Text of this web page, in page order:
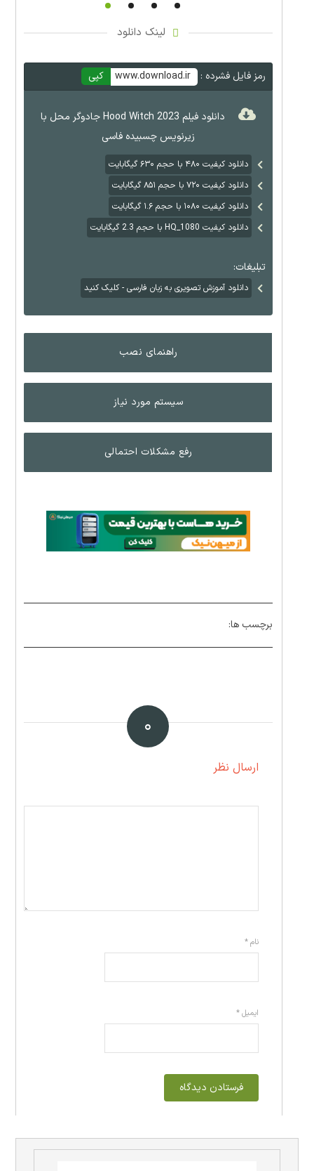
لینک دانلود
رمز فایل فشرده : www.download.ir کپی
دانلود فیلم Hood Witch 2023 جادوگر محل با
زیرنویس چسبیده فاسی
دانلود کیفیت ۴۸۰ با حجم ۶۳۰ گیگابایت
دانلود کیفیت ۷۲۰ با حجم ۸۵۱ گیگابایت
دانلود کیفیت ۱۰۸۰ با حجم ۱.۶ گیگابایت
دانلود کیفیت HQ_1080 با حجم 2.3 گیگابایت
تبلیغات:
دانلود آموزش تصویری به زبان فارسی - کلیک کنید
راهنمای نصب
سیستم مورد نیاز
رفع مشکلات احتمالی
برچسب ها:
۰
ارسال نظر
نام*
ایمیل*